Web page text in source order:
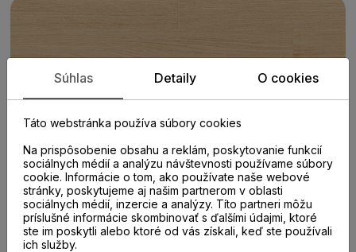
Súhlas Detaily O cookies
Táto webstránka používa súbory cookies
Na prispôsobenie obsahu a reklám, poskytovanie funkcií
sociálnych médií a analýzu návštevnosti používame súbory
cookie. Informácie o tom, ako používate naše webové
stránky, poskytujeme aj našim partnerom v oblasti
sociálnych médií, inzercie a analýzy. Títo partneri môžu
príslušné informácie skombinovať s ďalšími údajmi, ktoré
ste im poskytli alebo ktoré od vás získali, keď ste používali
ich služby.